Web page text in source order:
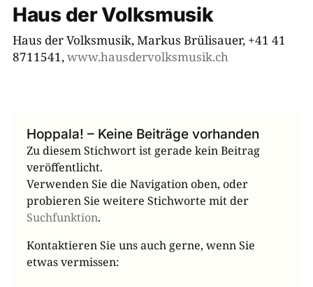
Volksmusikakademie in Bayern
Münchner Kreis
Volkslied und Volksmusik e.V.
Bezirk Niederbayern, Kulturreferat
Haus der Volksmusik
Salzburger Volksliedwerk
Bezirk Schwaben
Brettl-Spitzen
Haus der Volksmusik
Haus der Volksmusik, ­Markus ­Brülisauer, +41 41
8711541,www.hausdervolksmusik.ch
Hoppala! – Keine Beiträge vorhanden
Zu diesem Stichwort ist gerade kein Beitrag
veröffentlicht.
Verwenden Sie die Navigation oben, oder
probieren Sie weitere Stichworte mit der
Suchfunktion.
Kontaktieren Sie uns auch gerne, wenn Sie
etwas vermissen: